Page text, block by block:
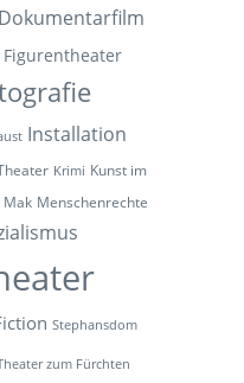
Dokumentarfilm
Figurentheater
Installation
Krimi Kunst im
Mak Menschenrechte
Stephansdom
zum Fürchten